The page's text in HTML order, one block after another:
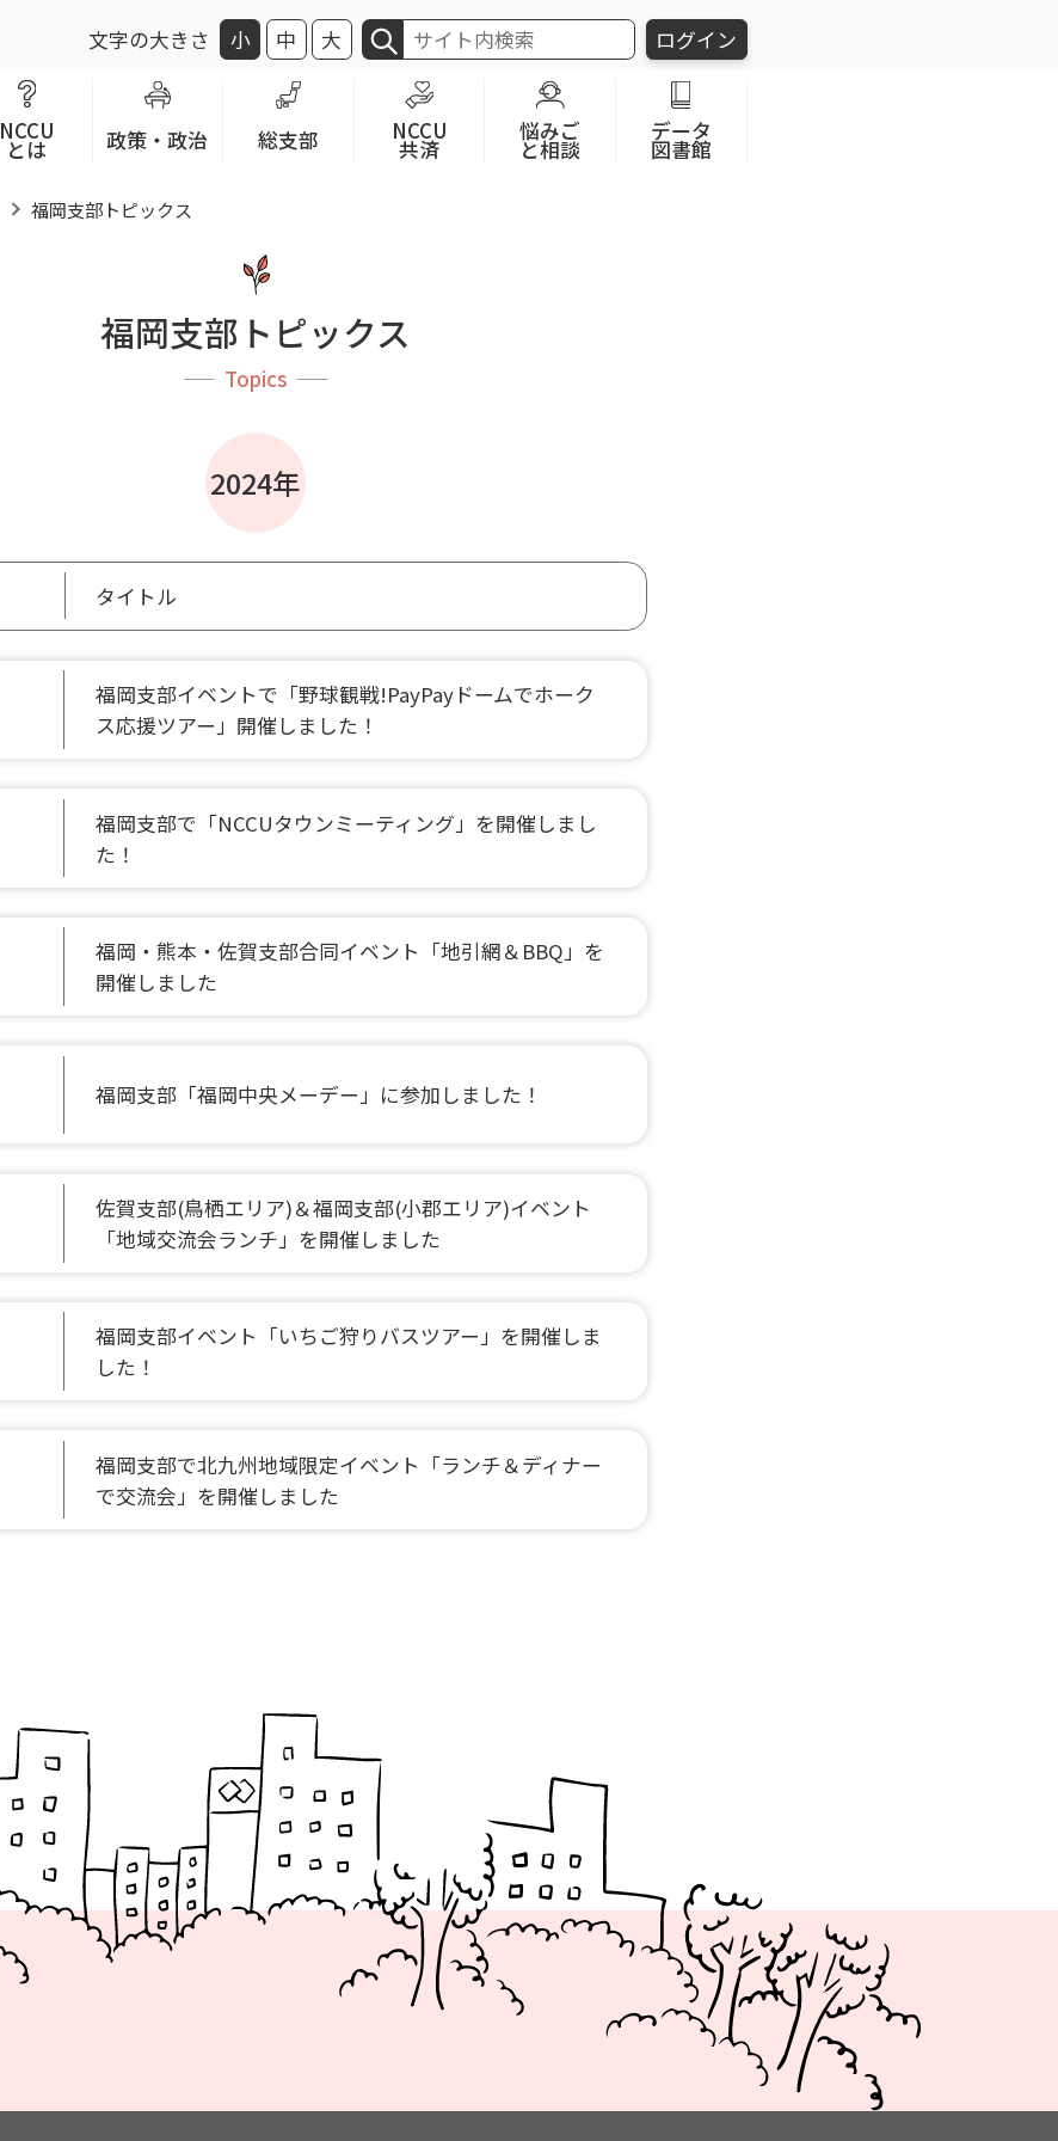
文字の大きさ 小 中 大 ログイン
NCCU
とは 政策・政治 総支部 NCCU
共済
悩みご
と相談
データ
図書館
福岡支部トピックス
福岡支部トピックス
Topics
2024年
タイトル
福岡支部イベントで「野球観戦!PayPayドームでホーク
ス応援ツアー」開催しました！
福岡支部で「NCCUタウンミーティング」を開催しまし
た！
福岡・熊本・佐賀支部合同イベント「地引網＆BBQ」を
開催しました
福岡支部「福岡中央メーデー」に参加しました！
佐賀支部(鳥栖エリア)＆福岡支部(小郡エリア)イベント
「地域交流会ランチ」を開催しました
福岡支部イベント「いちご狩りバスツアー」を開催しま
した！
福岡支部で北九州地域限定イベント「ランチ＆ディナー
で交流会」を開催しました